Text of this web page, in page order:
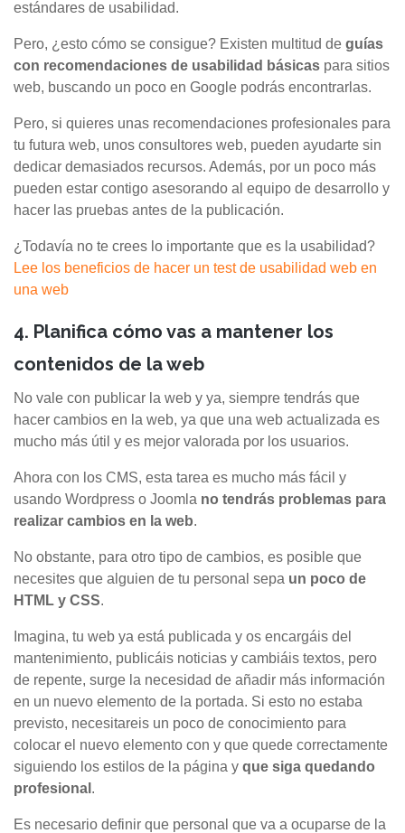
estándares de usabilidad.
Pero, ¿esto cómo se consigue? Existen multitud de guías
con recomendaciones de usabilidad básicas para sitios
web, buscando un poco en Google podrás encontrarlas.
Pero, si quieres unas recomendaciones profesionales para
tu futura web, unos consultores web, pueden ayudarte sin
dedicar demasiados recursos. Además, por un poco más
pueden estar contigo asesorando al equipo de desarrollo y
hacer las pruebas antes de la publicación.
¿Todavía no te crees lo importante que es la usabilidad?
Lee los beneficios de hacer un test de usabilidad web en
una web
4. Planifica cómo vas a mantener los
contenidos de la web
No vale con publicar la web y ya, siempre tendrás que
hacer cambios en la web, ya que una web actualizada es
mucho más útil y es mejor valorada por los usuarios.
Ahora con los CMS, esta tarea es mucho más fácil y
usando Wordpress o Joomla no tendrás problemas para
realizar cambios en la web.
No obstante, para otro tipo de cambios, es posible que
necesites que alguien de tu personal sepa un poco de
HTML y CSS.
Imagina, tu web ya está publicada y os encargáis del
mantenimiento, publicáis noticias y cambiáis textos, pero
de repente, surge la necesidad de añadir más información
en un nuevo elemento de la portada. Si esto no estaba
previsto, necesitareis un poco de conocimiento para
colocar el nuevo elemento con y que quede correctamente
siguiendo los estilos de la página y que siga quedando
profesional .
Es necesario definir que personal que va a ocuparse de la